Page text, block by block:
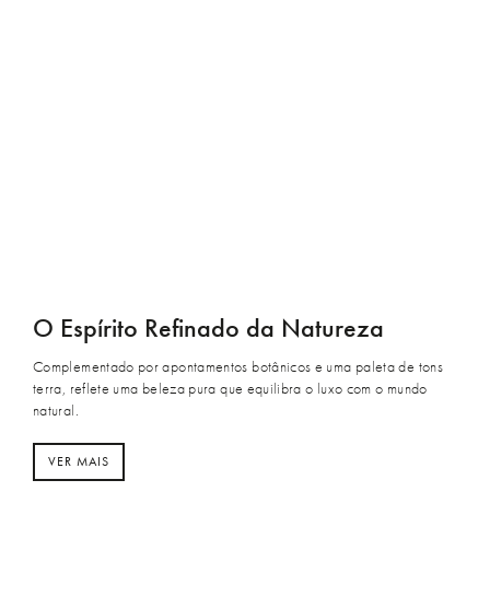
O Espírito Refinado da Natureza
Complementado por apontamentos botânicos e uma paleta de tons
terra, reflete uma beleza pura que equilibra o luxo com o mundo
natural.
VER MAIS